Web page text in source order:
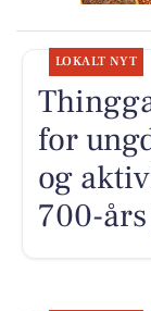
LOKALT NYT
for
og
700-